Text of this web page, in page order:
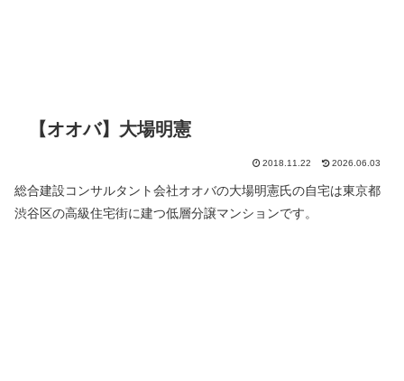
【オオバ】大場明憲
2018.11.22 2026.06.03
総合建設コンサルタント会社オオバの大場明憲氏の自宅は東京都
渋谷区の高級住宅街に建つ低層分譲マンションです。